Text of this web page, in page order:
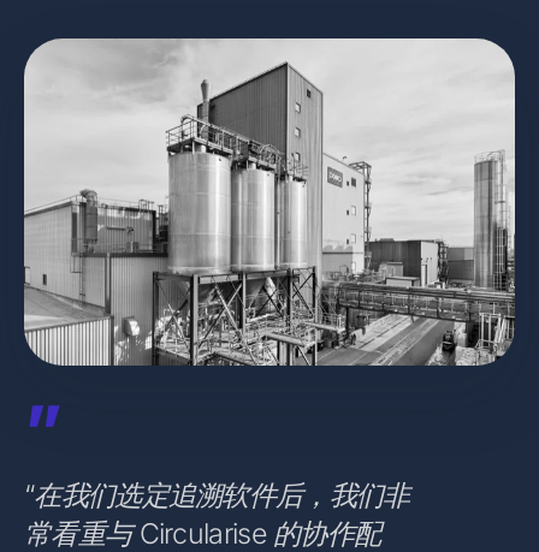
”
“在我们选定追溯软件后，我们非
常看重与 Circularise 的协作配